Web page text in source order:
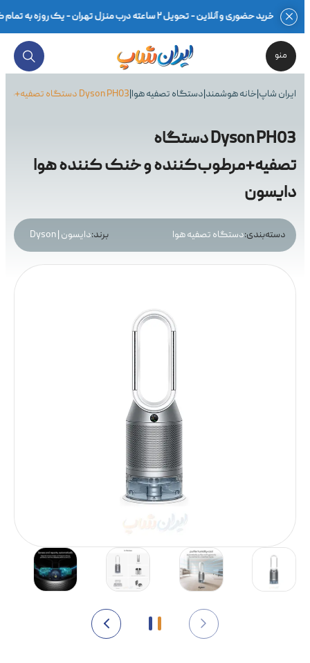
منو
ایران شاپ|خانه هوشمند|دستگاه تصفیه هوا|Dyson PH03 دستگاه تصفیه+مرطوب‌کننده و خنک کننده هوا دایسون
Dyson PH03 دستگاه
تصفیه+مرطوب‌کننده و خنک کننده هوا
دایسون
دسته‌بندی:دستگاه تصفیه هوا برند:دایسون | Dyson
خرید حضوری و آنلاین - تحویل ۲ ساعته درب منزل تهران - یک روزه به تمام کشور - بهترین قیمت محصولات گلوبال و اصلی - ضمانت اصالت کالا در فاکتور - ۷ روز مهلت تست سلامت - گارانتی ۱۸ماهه معتبر - مشاوره تخصصی -